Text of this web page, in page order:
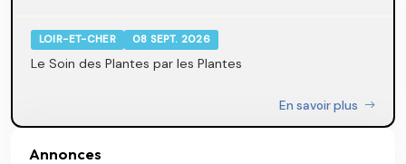
LOIR-ET-CHER 08 SEPT. 2026
Le Soin des Plantes par les Plantes
En savoir plus
Annonces